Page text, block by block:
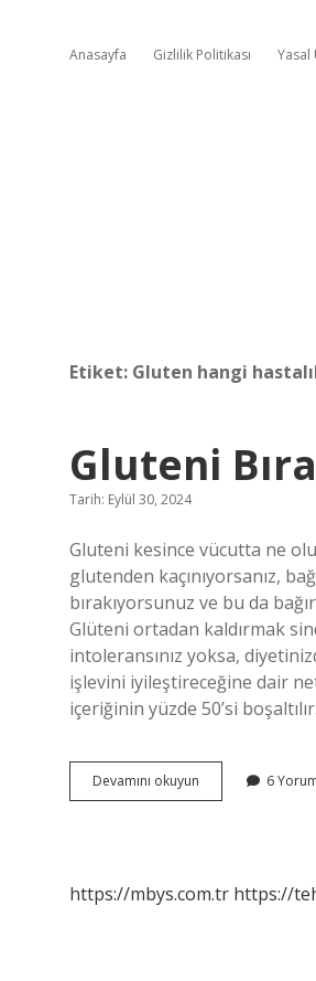
Anasayfa Gizlilik Politikası Yasal
Etiket: Gluten hangi
Gluteni
Tarih: Eylül 30, 2024
Gluteni kesince vücutta ne
glutenden kaçınıyorsanız,
bırakıyorsunuz ve bu da
Glüteni ortadan kaldırmak
intoleransınız yoksa,
işlevini iyileştireceğine dair
içeriğinin yüzde 50’si
Devamını okuyun
Bırakınca
6
https://mbys.com.tr https://